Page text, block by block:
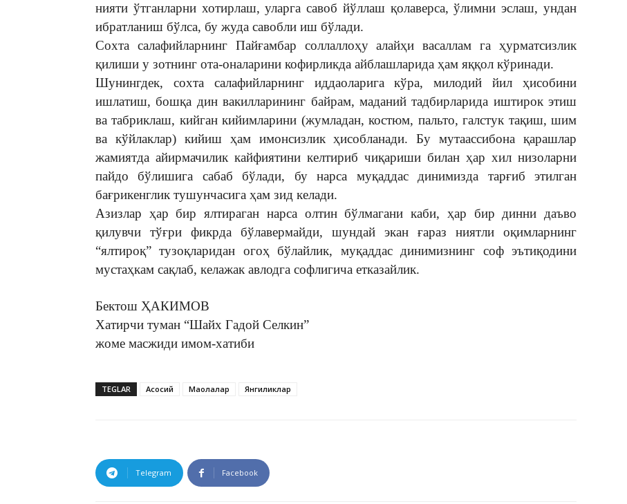
нияти ўтганларни хотирлаш, уларга савоб йўллаш қолаверса, ўлимни эслаш, ундан
ибратланиш бўлса, бу жуда савобли иш бўлади.
Сохта салафийларнинг Пайғамбар соллаллоҳу алайҳи васаллам га ҳурматсизлик
қилиши у зотнинг ота-оналарини кофирликда айблашларида ҳам яққол кўринади.
Шунингдек, сохта салафийларнинг иддаоларига кўра, милодий йил ҳисобини
ишлатиш, бошқа дин вакилларининг байрам, маданий тадбирларида иштирок этиш
ва табриклаш, кийган кийимларини (жумладан, костюм, пальто, галстук тақиш, шим
ва кўйлаклар) кийиш ҳам имонсизлик ҳисобланади. Бу мутаассибона қарашлар
жамиятда айирмачилик кайфиятини келтириб чиқариши билан ҳар хил низоларни
пайдо бўлишига сабаб бўлади, бу нарса муқаддас динимизда тарғиб этилган
бағрикенглик тушунчасига ҳам зид келади.
Азизлар ҳар бир ялтираган нарса олтин бўлмагани каби, ҳар бир динни даъво
қилувчи тўғри фикрда бўлавермайди, шундай экан ғараз ниятли оқимларнинг
“ялтироқ” тузоқларидан огоҳ бўлайлик, муқаддас динимизнинг соф эътиқодини
мустаҳкам сақлаб, келажак авлодга софлигича етказайлик.
Бектош ҲАКИМОВ
Хатирчи туман “Шайх Гадой Селкин”
жоме масжиди имом-хатиби
TEGLAR Асосий Мақолалар Янгиликлар
Telegram Facebook